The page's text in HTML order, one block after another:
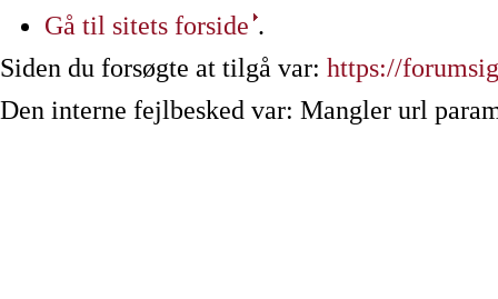
Gå til sitets forside .
Siden du forsøgte at tilgå var: https://
Den interne fejlbesked var: Mangler url